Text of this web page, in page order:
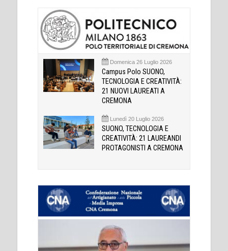
Domenica 26 Luglio 2026
Campus Polo SUONO,
TECNOLOGIA E CREATIVITÀ:
21 NUOVI LAUREATI A
CREMONA
Lunedì 20 Luglio 2026
SUONO, TECNOLOGIA E
CREATIVITÀ: 21 LAUREANDI
PROTAGONISTI A CREMONA